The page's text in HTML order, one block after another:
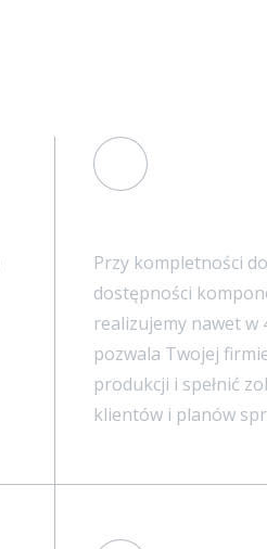
Przy kompletności
dostępności
realizujemy nawet w
pozwala Twojej
produkcji i spełnić
klientów i planów